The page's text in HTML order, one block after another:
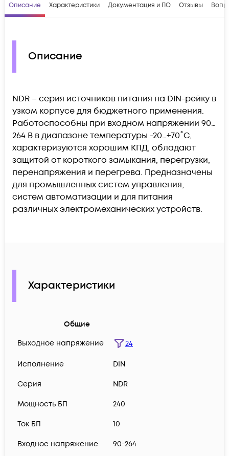
Описание Характеристики Документация и ПО Отзывы
Описание
NDR – серия источников питания на DIN-рейку в
узком корпусе для бюджетного применения.
Работоспособны при входном напряжении 90…
264 В в диапазоне температуры -20…+70˚С,
характеризуются хорошим КПД, обладают
защитой от короткого замыкания, перегрузки,
перенапряжения и перегрева. Предназначены
для промышленных систем управления,
систем автоматизации и для питания
различных электромеханических устройств.
Характеристики
Общие
Выходное напряжение
24
Исполнение DIN
Серия NDR
Мощность БП 240
Ток БП 10
Входное напряжение 90-264